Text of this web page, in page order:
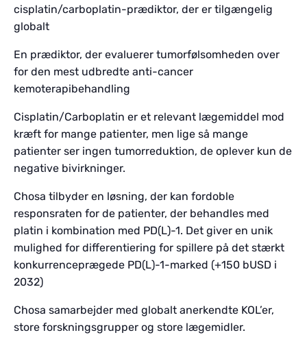
cisplatin/carboplatin-prædiktor, der er tilgængelig
globalt
En prædiktor, der evaluerer tumorfølsomheden over
for den mest udbredte anti-cancer
kemoterapibehandling
Cisplatin/Carboplatin er et relevant lægemiddel mod
kræft for mange patienter, men lige så mange
patienter ser ingen tumorreduktion, de oplever kun de
negative bivirkninger.
Chosa tilbyder en løsning, der kan fordoble
responsraten for de patienter, der behandles med
platin i kombination med PD(L)-1. Det giver en unik
mulighed for differentiering for spillere på det stærkt
konkurrenceprægede PD(L)-1-marked (+150 bUSD i
2032)
Chosa samarbejder med globalt anerkendte KOL’er,
store forskningsgrupper og store lægemidler.